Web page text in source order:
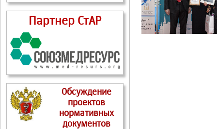
Партнер СтАР
Обсуждение
проектов
нормативных
документов